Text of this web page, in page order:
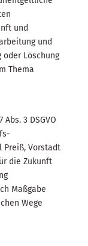
und
und
oder Löschung
Thema
3 DSGVO
Preiß, Vorstadt
die Zukunft
Maßgabe
Wege